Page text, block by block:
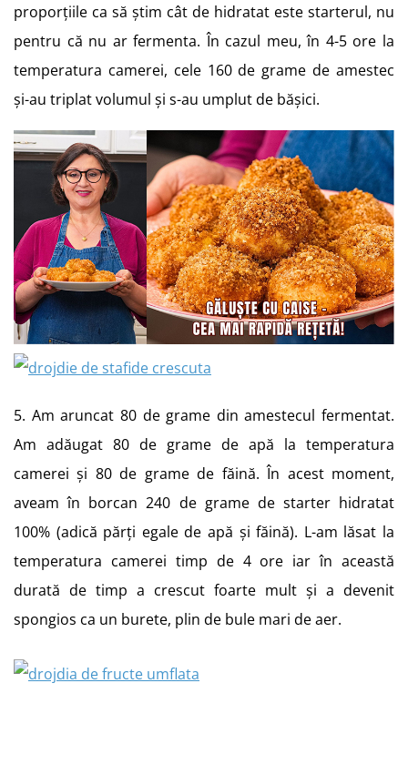
proporțiile ca să știm cât de hidratat este starterul, nu
pentru că nu ar fermenta. În cazul meu, în 4-5 ore la
temperatura camerei, cele 160 de grame de amestec
și-au triplat volumul și s-au umplut de bășici.
5. Am aruncat 80 de grame din amestecul fermentat.
Am adăugat 80 de grame de apă la temperatura
camerei și 80 de grame de făină. În acest moment,
aveam în borcan 240 de grame de starter hidratat
100% (adică părți egale de apă și făină). L-am lăsat la
temperatura camerei timp de 4 ore iar în această
durată de timp a crescut foarte mult și a devenit
spongios ca un burete, plin de bule mari de aer.